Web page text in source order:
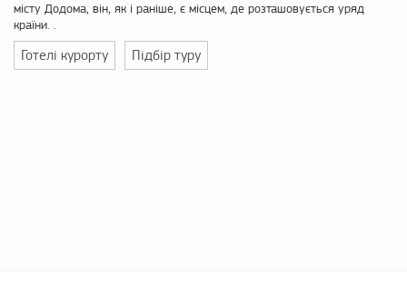
місту Додома, він, як і раніше, є місцем, де розташовується уряд
країни. .
Готелі курорту Підбір туру